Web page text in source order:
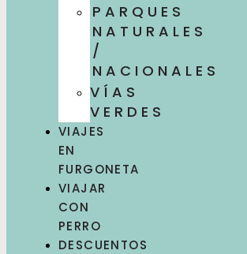
PARQUES
NATURALES
/
NACIONALES
VÍAS
VERDES
VIAJES
EN
FURGONETA
VIAJAR
CON
PERRO
DESCUENTOS